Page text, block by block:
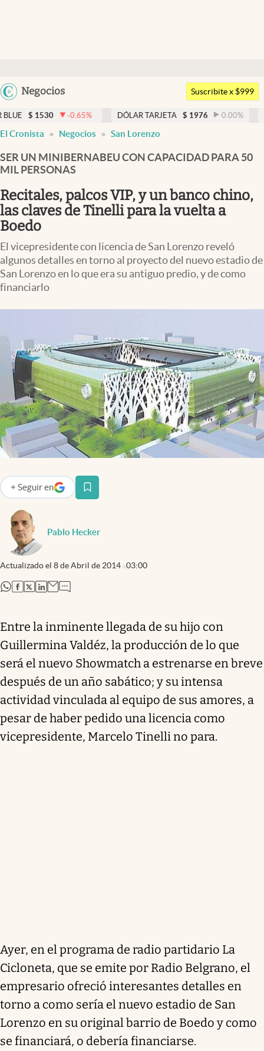
Argentina
Colombia
Negocios
Members
Economía y Política
Finanzas y Mercados
Mercados Online
Columnistas
Otras secciones
Apertura
Infotechnology
Clase
Mundial 2026
Eventos Corporativos
El Cronista Studio
Mediakit
abre en nueva pestaña
Argentina
Suscribite x $999
-0.65% DÓLAR TARJETA $ 1976 0.00 % DÓLAR MEP
El Cronista Negocios San Lorenzo
SER UN MINIBERNABEU CON CAPACIDAD PARA 50
MIL PERSONAS
Recitales, palcos VIP, y un banco chino,
las claves de Tinelli para la vuelta a
Boedo
El vicepresidente con licencia de San Lorenzo reveló
algunos detalles en torno al proyecto del nuevo estadio de
San Lorenzo en lo que era su antiguo predio, y de como
financiarlo
Pablo Hecker
Actualizado el 8 de Abril de 2014 03:00
+ Seguir en
abre en nueva pestaña
abre en nueva pestaña
abre en nueva pestaña
abre en nueva pestaña
abre en nueva pestaña
Entre la inminente llegada de su hijo con
Guillermina Valdéz, la producción de lo que
será el nuevo Showmatch a estrenarse en breve
después de un año sabático; y su intensa
actividad vinculada al equipo de sus amores, a
pesar de haber pedido una licencia como
vicepresidente, Marcelo Tinelli no para.
Ayer, en el programa de radio partidario La
Cicloneta, que se emite por Radio Belgrano, el
empresario ofreció interesantes detalles en
torno a como sería el nuevo estadio de San
Lorenzo en su original barrio de Boedo y como
se financiará, o debería financiarse.